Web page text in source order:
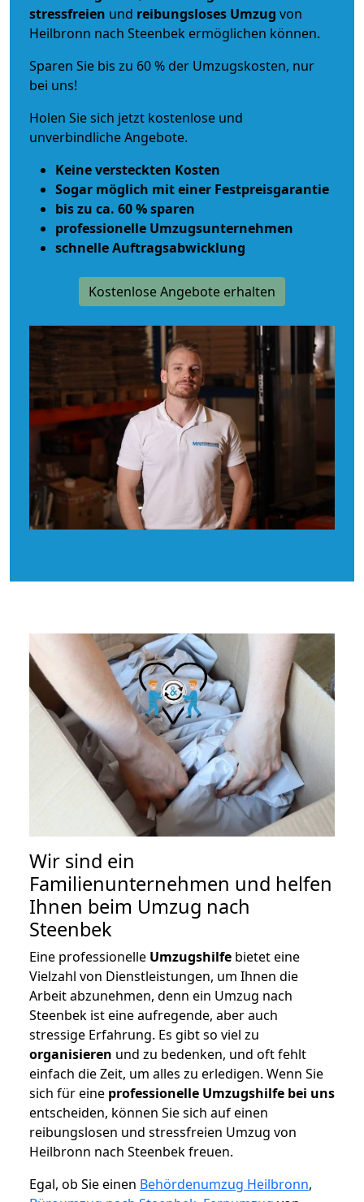
stressfreien und reibungsloses Umzug von
Heilbronn nach Steenbek ermöglichen können.
Sparen Sie bis zu 60 % der Umzugskosten, nur
bei uns!
Holen Sie sich jetzt kostenlose und
unverbindliche Angebote.
Keine versteckten Kosten
Sogar möglich mit einer Festpreisgarantie
bis zu ca. 60 % sparen
professionelle Umzugsunternehmen
schnelle Auftragsabwicklung
Kostenlose Angebote erhalten
Wir sind ein
Familienunternehmen und helfen
Ihnen beim Umzug nach
Steenbek
Eine professionelle Umzugshilfe bietet eine
Vielzahl von Dienstleistungen, um Ihnen die
Arbeit abzunehmen, denn ein Umzug nach
Steenbek ist eine aufregende, aber auch
stressige Erfahrung. Es gibt so viel zu
organisieren und zu bedenken, und oft fehlt
einfach die Zeit, um alles zu erledigen. Wenn Sie
sich für eine professionelle Umzugshilfe bei uns
entscheiden, können Sie sich auf einen
reibungslosen und stressfreien Umzug von
Heilbronn nach Steenbek freuen.
Egal, ob Sie einen Behördenumzug Heilbronn,